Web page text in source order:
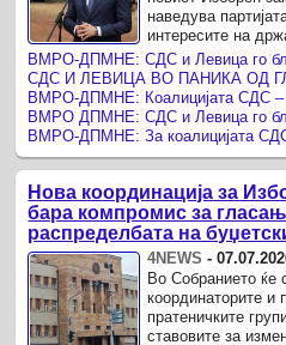
наведува
интересите на
дијаспора.
Нова координација за
бара компромис за
распределбата на
4NEWS -
Во Собранието ќе
координаторите и
пратеничките
ставовите за